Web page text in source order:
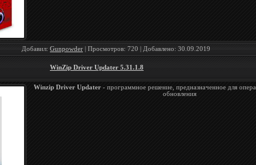
Добавил: Gunpowder | Просмотров: 720 | Добавлено: 30.09.2019
WinZip Driver Updater 5.31.1.8
Winzip Driver Updater- программное решение, предназначенное для
обновления